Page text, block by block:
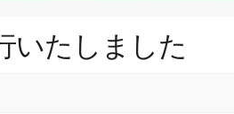
いたしました